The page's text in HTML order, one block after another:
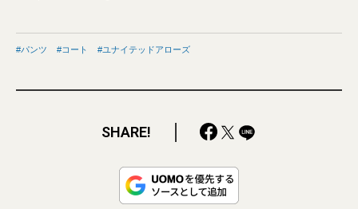
パンツ コート ユナイテッドアローズ
SHARE!